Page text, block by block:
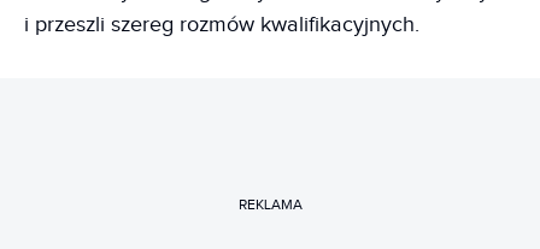
i przeszli szereg rozmów kwalifikacyjnych.
REKLAMA